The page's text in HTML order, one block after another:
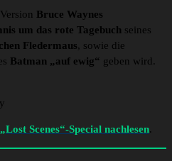
Bruce Waynes
um das rote Tagebuch seines
Fledermaus, sowie die
Batman „auf ewig“ geben wird.
„Lost Scenes“-Special nachlesen.